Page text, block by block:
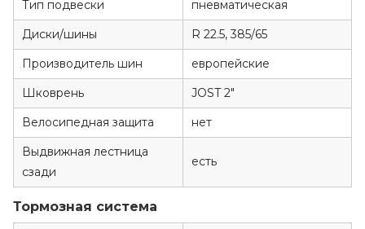
Тип подвески
пневматическая
Диски/шины
R 22.5, 385/65
Производитель шин
европейские
Шковрень
JOST 2"
Велосипедная защита
нет
Выдвижная лестница
сзади
есть
Тормозная система